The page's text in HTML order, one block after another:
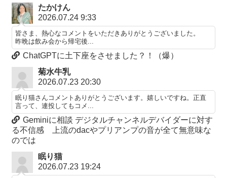
たかけん
2026.07.24 9:33
皆さま、熱心なコメントをいただきありがとうございました。
昨晩は飲み会から帰宅後...
ChatGPTに土下座をさせました？！（爆）
菊水牛乳
2026.07.23 20:30
眠り猫さんコメントありがとうございます。嬉しいですね。正直
言って、連投してもコメ...
Geminiに相談 デジタルチャンネルデバイダーに対す
る不信感 上流のdacやプリアンプの音が全て無意味な
のでは
眠り猫
2026.07.23 19:24